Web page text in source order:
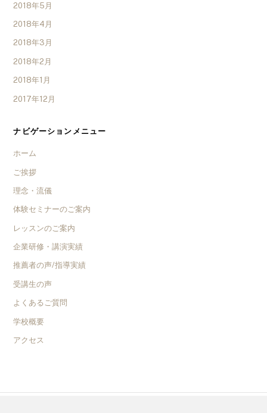
2018年5月
2018年4月
2018年3月
2018年2月
2018年1月
2017年12月
ナビゲーションメニュー
ホーム
ご挨拶
理念・流儀
体験セミナーのご案内
レッスンのご案内
企業研修・講演実績
推薦者の声/指導実績
受講生の声
よくあるご質問
学校概要
アクセス